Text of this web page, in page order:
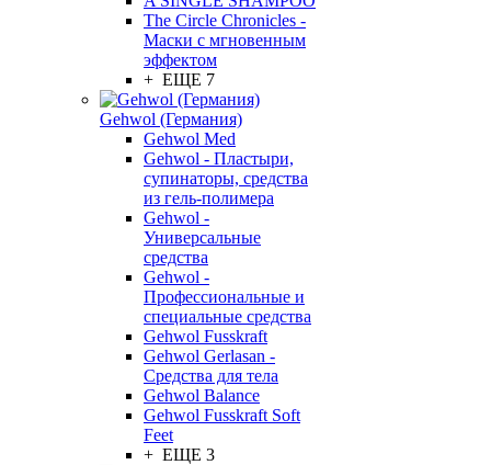
The Circle Chronicles -
Маски с мгновенным
эффектом
+ ЕЩЕ 7
Gehwol (Германия)
Gehwol Med
Gehwol - Пластыри,
супинаторы, средства
из гель-полимера
Gehwol -
Универсальные
средства
Gehwol -
Профессиональные и
специальные средства
Gehwol Fusskraft
Gehwol Gerlasan -
Средства для тела
Gehwol Balance
Gehwol Fusskraft Soft
Feet
+ ЕЩЕ 3